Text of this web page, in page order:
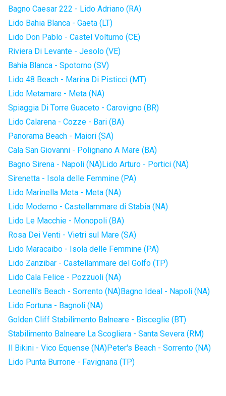
Bagno Caesar 222 - Lido Adriano (RA)
Lido Bahia Blanca - Gaeta (LT)
Lido Don Pablo - Castel Volturno (CE)
Riviera Di Levante - Jesolo (VE)
Bahia Blanca - Spotorno (SV)
Lido 48 Beach - Marina Di Pisticci (MT)
Lido Metamare - Meta (NA)
Spiaggia Di Torre Guaceto - Carovigno (BR)
Lido Calarena - Cozze - Bari (BA)
Panorama Beach - Maiori (SA)
Cala San Giovanni - Polignano A Mare (BA)
Bagno Sirena - Napoli (NA)Lido Arturo - Portici (NA)
Sirenetta - Isola delle Femmine (PA)
Lido Marinella Meta - Meta (NA)
Lido Moderno - Castellammare di Stabia (NA)
Lido Le Macchie - Monopoli (BA)
Rosa Dei Venti - Vietri sul Mare (SA)
Lido Maracaibo - Isola delle Femmine (PA)
Lido Zanzibar - Castellammare del Golfo (TP)
Lido Cala Felice - Pozzuoli (NA)
Leonelli's Beach - Sorrento (NA)Bagno Ideal - Napoli (NA)
Lido Fortuna - Bagnoli (NA)
Golden Cliff Stabilimento Balneare - Bisceglie (BT)
Stabilimento Balneare La Scogliera - Santa Severa (RM)
Il Bikini - Vico Equense (NA)Peter's Beach - Sorrento (NA)
Lido Punta Burrone - Favignana (TP)